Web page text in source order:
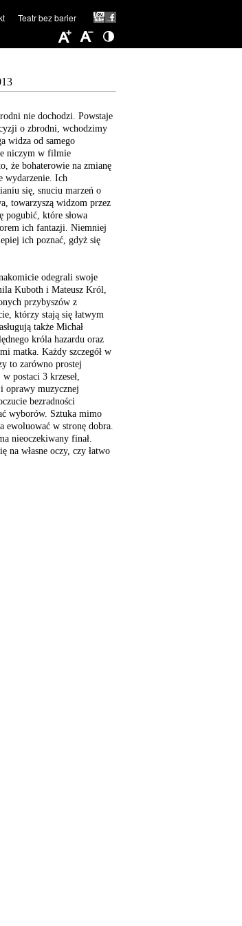
Teatr bez barier
nie dochodzi. Powstaje
o zbrodni, wchodzimy
widza od samego
niczym w filmie
że bohaterowie na zmianę
wydarzenie. Ich
się, snuciu marzeń o
towarzyszą widzom przez
pogubić, które słowa
ich fantazji. Niemniej
ich poznać, gdyż się
odegrali swoje
Kuboth i Mateusz Król,
przybyszów z
którzy stają się łatwym
także Michał
króla hazardu oraz
matka. Każdy szczegół w
to zarówno prostej
postaci 3 krzeseł,
oprawy muzycznej
bezradności
wyborów. Sztuka mimo
ewoluować w stronę dobra.
nieoczekiwany finał.
na własne oczy, czy łatwo